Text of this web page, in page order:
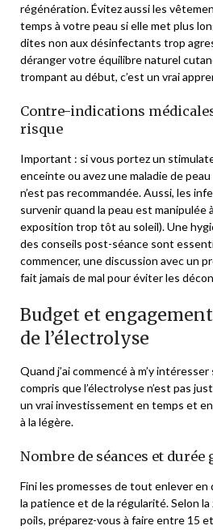
régénération. Évitez aussi les
temps à votre peau si elle met plus
dites non aux désinfectants trop
déranger votre équilibre naturel
trompant au début, c’est un vrai
Contre-indications
risque
Important : si vous portez un
enceinte ou avez une maladie de
n’est pas recommandée. Aussi, les
survenir quand la peau est manipulée
exposition trop tôt au soleil). Une
des conseils post-séance sont
commencer, une discussion avec un
fait jamais de mal pour éviter les
Budget et
de l’électrolyse
Quand j’ai commencé à m’y
compris que l’électrolyse n’est pas
un vrai investissement en temps et
à la légère.
Nombre de séances et durée
Fini les promesses de tout enlever en
la patience et de la régularité. Selon
poils, préparez-vous à faire entre 15